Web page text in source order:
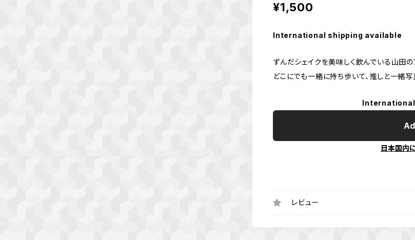
¥1,500
International shipping available
ずんだシェイクを美味しく飲んでいる山田
どこにでも一緒に持ち歩いて、推しと一緒写
日本国内
レビュー